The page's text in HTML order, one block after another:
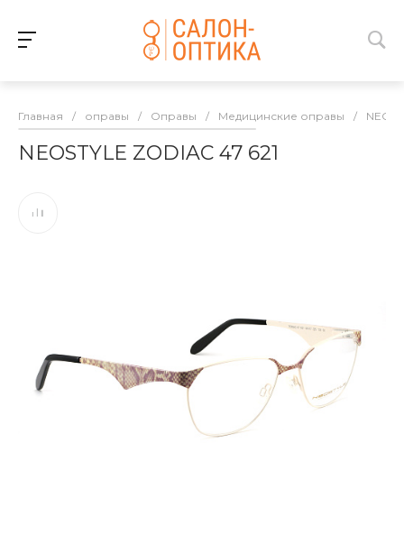
Главная / оправы / Оправы / Медицинские оправы /
NEOSTYLE ZODIAC 47 621